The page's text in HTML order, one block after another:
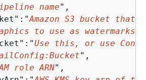
name",
Amazon S3 bucket
to use as watermarks
Use this, or use
",
role ARN",